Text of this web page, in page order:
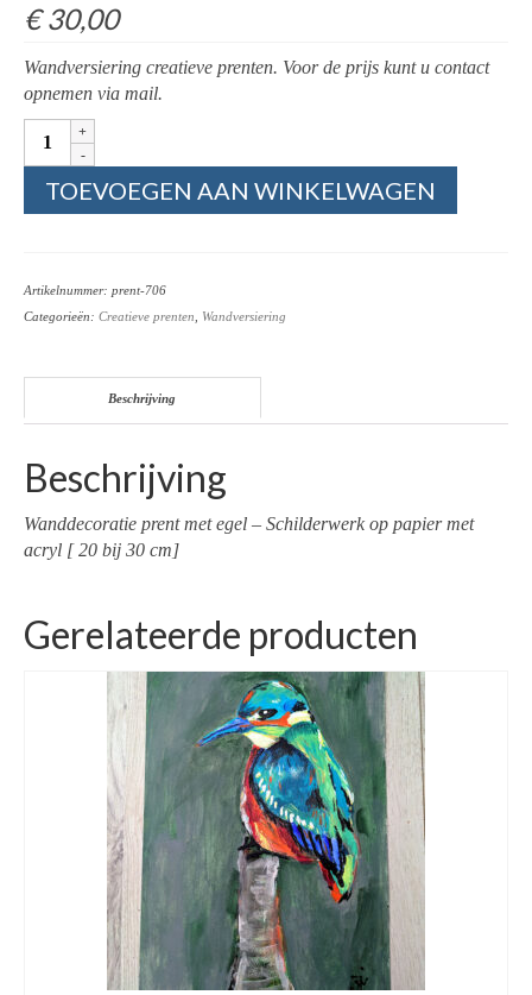
Epoxy sierraden / armband
Epoxy sierraden / hanger
Epoxy sierraden ring
Wandversiering
Contact
€30,00
Wandversiering creatieve prenten. Voor de prijs kunt u contact
opnemen via mail.
egelTOEVOEGEN AAN WINKELWAGEN
Artikelnummer: prent-706
Categorieën: Creatieve prenten Wandversiering
Beschrijving
Beschrijving
Wanddecoratie prent met egel – Schilderwerk op papier met
acryl [ 20 bij 30 cm]
Gerelateerde producten